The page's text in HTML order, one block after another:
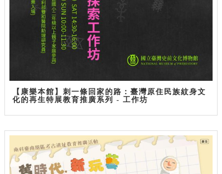
【康樂本館】刺一條回家的路：臺灣原住民族紋身文
化的再生特展教育推廣系列 - 工作坊